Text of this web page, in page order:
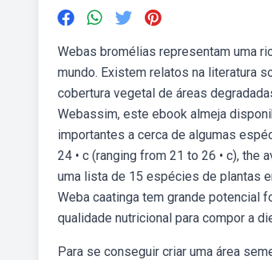
Webas bromélias representam uma
mundo. Existem relatos na literatura
cobertura vegetal de áreas
Webassim, este ebook almeja
importantes a cerca de algumas
24 • c (ranging from 21 to 26 • c), the
uma lista de 15 espécies de plantas
Weba caatinga tem grande potencial
qualidade nutricional para compor a
Para se conseguir criar uma área